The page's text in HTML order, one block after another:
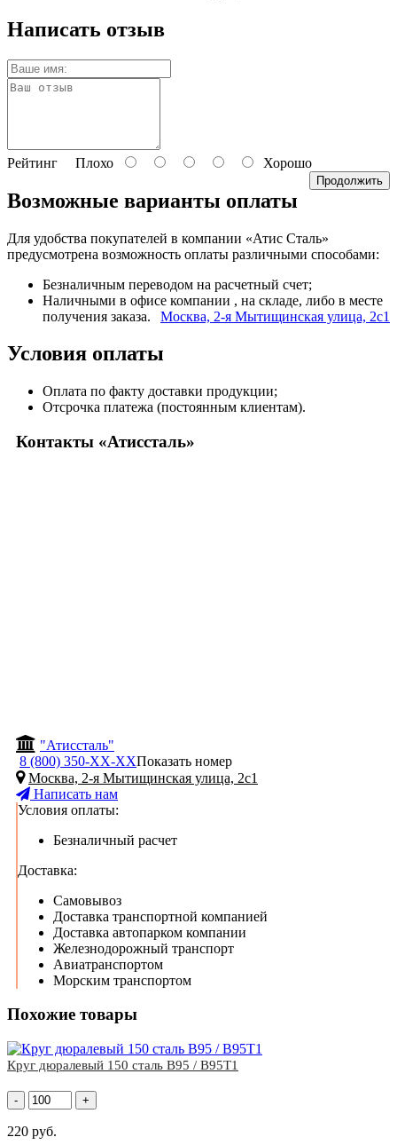
Написать отзыв
Рейтинг Плохо Хорошо
Продолжить
Возможные варианты оплаты
Для удобства покупателей в компании «Атис Сталь»
предусмотрена возможность оплаты различными способами:
Безналичным переводом на расчетный счет;
Наличными в офисе компании
Москва, 2-я Мытищинская улица, 2с1
, на складе, либо в месте
получения заказа.
Условия оплаты
Оплата по факту доставки продукции;
Отсрочка платежа (постоянным клиентам).
Контакты «Атиссталь»
"Атиссталь"
8 (800) 350-ХХ-ХХПоказать номер
Москва, 2-я Мытищинская улица, 2с1
Написать нам
Условия оплаты:
Безналичный расчет
Доставка:
Самовывоз
Доставка транспортной компанией
Доставка автопарком компании
Железнодорожный транспорт
Авиатранспортом
Морским транспортом
Похожие товары
Круг дюралевый 150 сталь В95 / В95Т1
- +
220 руб.